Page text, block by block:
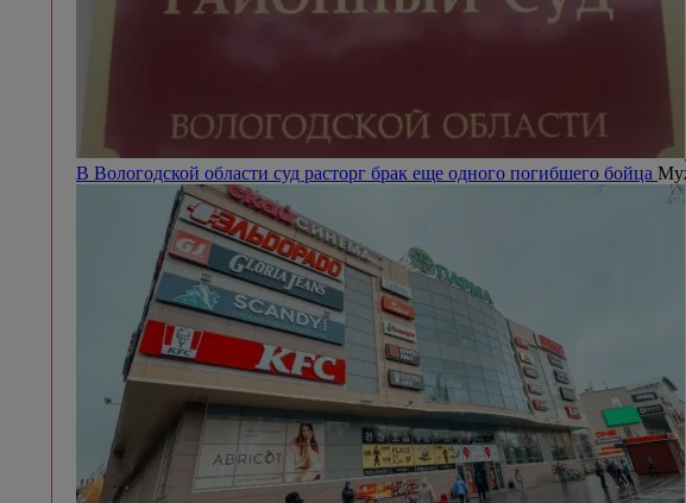
В Вологодской области суд расторг брак еще одного погибшего бойца